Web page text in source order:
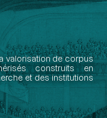
valorisation de corpus
construits en
et des institutions